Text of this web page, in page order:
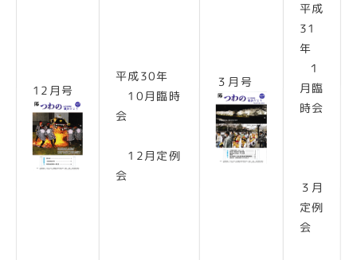
12月号
平成30年
10月臨時
会
12月定例
会
３月号
平成
31
年
１
月臨
時会
３月
定例
会